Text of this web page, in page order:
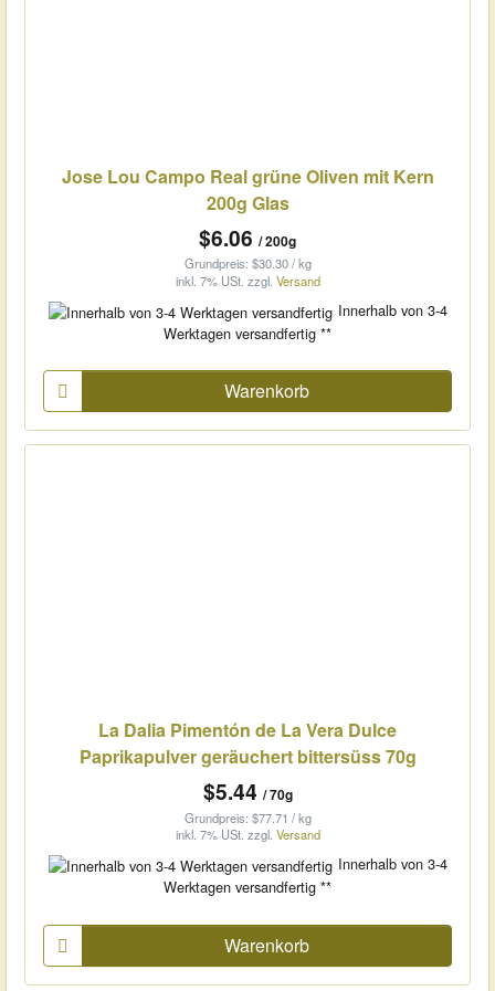
Jose Lou Campo Real grüne Oliven mit Kern
200g Glas
$6.06 / 200g
Grundpreis: $30.30 / kg
inkl. 7% USt. zzgl. Versand
Innerhalb von 3-4
Werktagen versandfertig **
Warenkorb
La Dalia Pimentón de La Vera Dulce
Paprikapulver geräuchert bittersüss 70g
$5.44 / 70g
Grundpreis: $77.71 / kg
inkl. 7% USt. zzgl. Versand
Innerhalb von 3-4
Werktagen versandfertig **
Warenkorb